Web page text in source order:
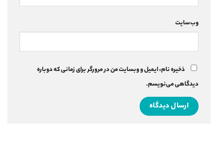
وب‌سایت
ذخیره نام، ایمیل و وبسایت من در مرورگر برای زمانی که دوباره
دیدگاهی می‌نویسم.